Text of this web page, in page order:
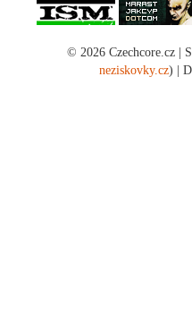
© 2026 Czechcore.cz |
neziskovky.cz) |